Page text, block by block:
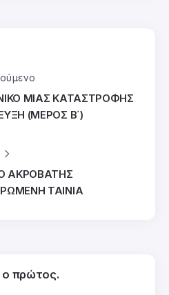
ΜΙΑΣ ΚΑΤΑΣΤΡΟΦΗΣ
(ΜΕΡΟΣ Β΄)
ΑΚΡΟΒΑΤΗΣ
ΤΑΙΝΙΑ
ο πρώτος.